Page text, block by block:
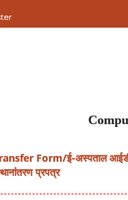
Form/ई-अस्पताल
प्रपत्र